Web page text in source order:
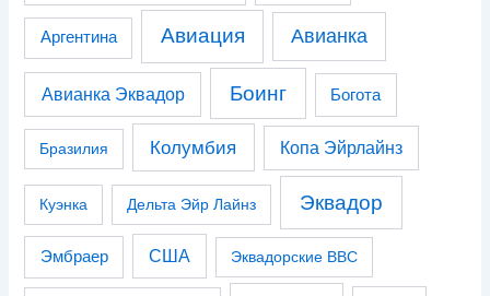
Аргентина Авиация Авианка
Авианка Эквадор Боинг Богота
Бразилия Колумбия Копа Эйрлайнз
Куэнка Дельта Эйр Лайнз Эквадор
Эмбраер США Эквадорские ВВС